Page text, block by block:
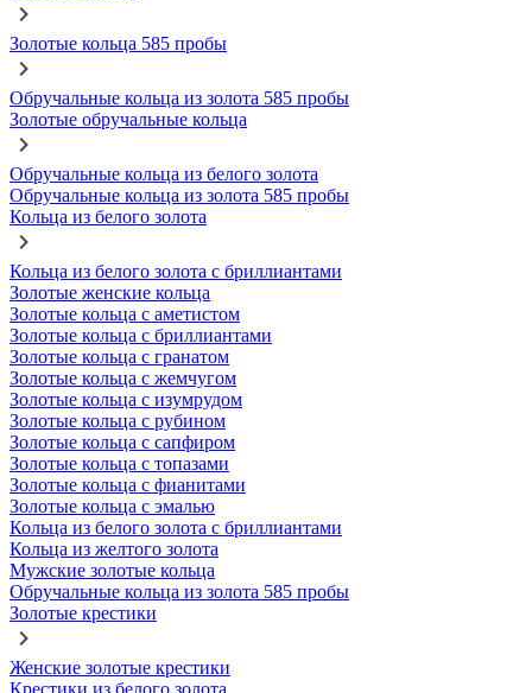
Золотые кольца 585 пробы
Обручальные кольца из золота 585 пробы
Золотые обручальные кольца
Обручальные кольца из белого золота
Обручальные кольца из золота 585 пробы
Кольца из белого золота
Кольца из белого золота с бриллиантами
Золотые женские кольца
Золотые кольца с аметистом
Золотые кольца с бриллиантами
Золотые кольца с гранатом
Золотые кольца с жемчугом
Золотые кольца с изумрудом
Золотые кольца с рубином
Золотые кольца с сапфиром
Золотые кольца с топазами
Золотые кольца с фианитами
Золотые кольца с эмалью
Кольца из белого золота с бриллиантами
Кольца из желтого золота
Мужские золотые кольца
Обручальные кольца из золота 585 пробы
Золотые крестики
Женские золотые крестики
Крестики из белого золота